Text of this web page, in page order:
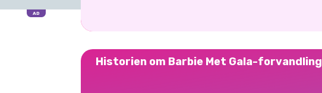
Historien om Barbie Met Gala-forvandling